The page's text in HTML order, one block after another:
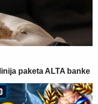
paketa ALTA banke